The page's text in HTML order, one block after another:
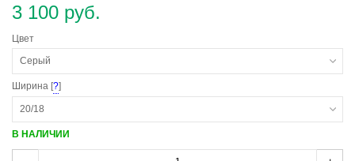
3 100 руб.
Цвет
Серый
Ширина [?]
20/18
В НАЛИЧИИ